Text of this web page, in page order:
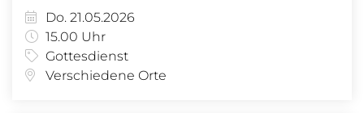
Do. 21.05.2026
15.00 Uhr
Gottesdienst
Verschiedene Orte